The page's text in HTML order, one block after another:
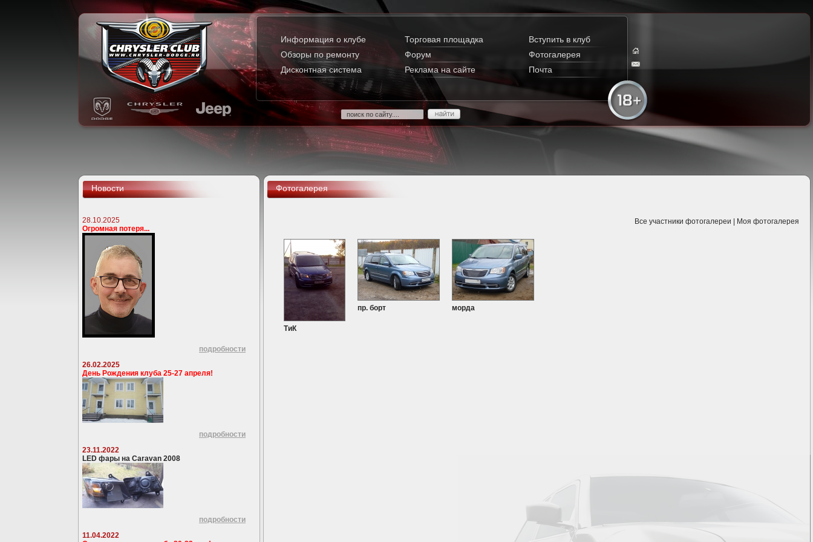
Информация о клубе Торговая площадка
Вступить в клуб
Обзоры по ремонту
Форум
Фотогалерея
Дисконтная система
Реклама на сайте Почта
Новости
28.10.2025
Огромная потеря...
подробности
26.02.2025
День Рождения клуба 25-27 апреля!
подробности
23.11.2022
LED фары на Caravan 2008
подробности
11.04.2022
Фотогалерея
Все участники фотогалереи Моя фотогалерея
ТиК
пр. борт морда